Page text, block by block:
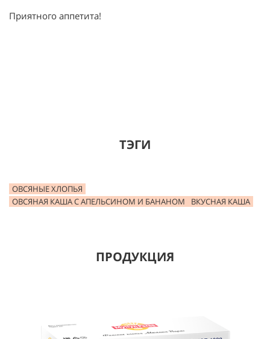
Приятного аппетита!
ТЭГИ
ОВСЯНЫЕ ХЛОПЬЯ
ОВСЯНАЯ КАША С АПЕЛЬСИНОМ И БАНАНОМ
ВКУСНАЯ КАША
ПРОДУКЦИЯ